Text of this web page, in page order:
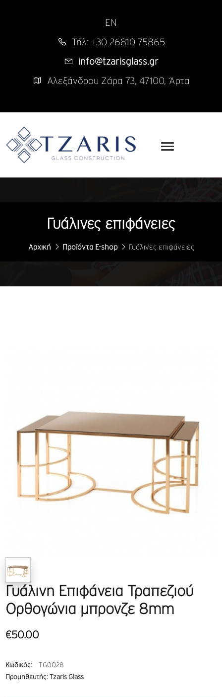
EN
Τήλ: +30 26810 75865
info@tzarisglass.gr
Αλεξάνδρου Ζάρα 73, 47100, Άρτα
Γυάλινες επιφάνειες
Αρχική Προϊόντα E-shop Γυάλινες επιφάνειες
Γυάλινη Επιφάνεια Τραπεζιού
Ορθογώνια μπρονζε 8mm
€50.00
Κωδικός:
TG0028
Προμηθευτής: Tzaris Glass